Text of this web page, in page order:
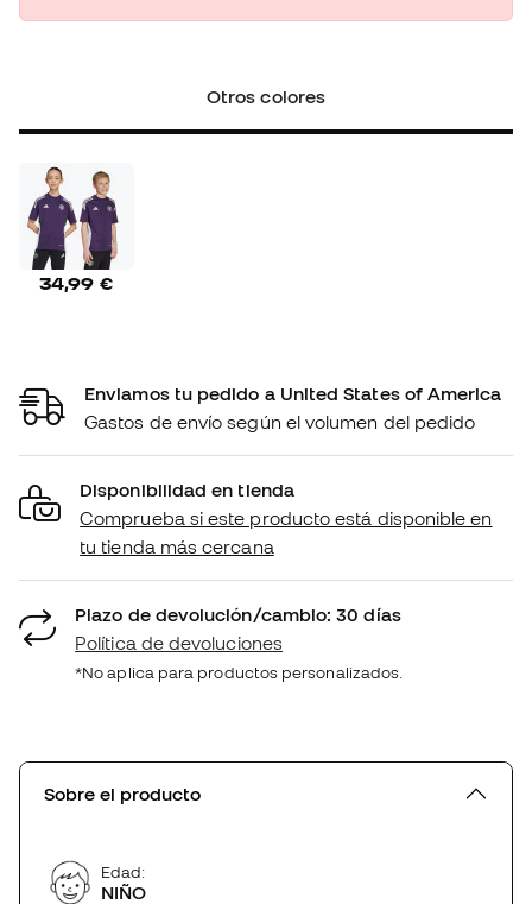
Otros colores
34,99 €
Enviamos tu pedido a United States of America
Gastos de envío según el volumen del pedido
Disponibilidad en tienda
Comprueba si este producto está disponible en
tu tienda más cercana
Plazo de devolución/cambio: 30 días
Política de devoluciones
*No aplica para productos personalizados.
Sobre el producto
Edad:
NIÑO